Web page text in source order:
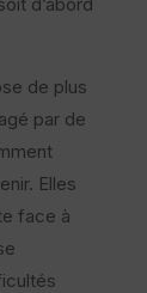
de plus
par de
Elles
face à